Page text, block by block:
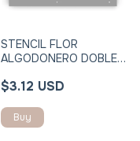
STENCIL FLOR
ALGODONERO DOBLE
$3.12 USD
Buy